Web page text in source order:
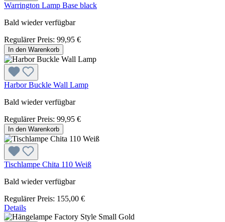
Warrington Lamp Base black
Bald wieder verfügbar
Regulärer Preis: 99,95 €
In den Warenkorb
Harbor Buckle Wall Lamp
Bald wieder verfügbar
Regulärer Preis: 99,95 €
In den Warenkorb
Tischlampe Chita 110 Weiß
Bald wieder verfügbar
Regulärer Preis: 155,00 €
Details